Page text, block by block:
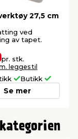
27,5 cm
ved
av tapet.
pr. stk.
legges til
Butikk
Se mer